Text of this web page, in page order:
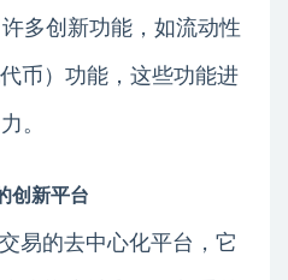
多创新功能，如流动性
币）功能，这些功能进
。
创新平台
易的去中心化平台，它